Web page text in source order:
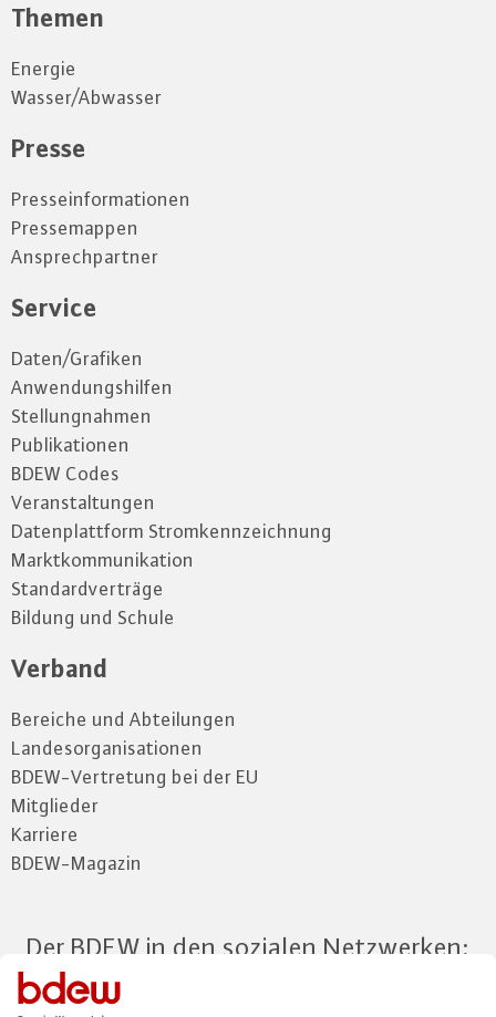
Themen
Energie
Wasser/Abwasser
Presse
Presseinformationen
Pressemappen
Ansprechpartner
Service
Daten/Grafiken
Anwendungshilfen
Stellungnahmen
Publikationen
BDEW Codes
Veranstaltungen
Datenplattform Stromkennzeichnung
Marktkommunikation
Standardverträge
Bildung und Schule
Verband
Bereiche und Abteilungen
Landesorganisationen
BDEW-Vertretung bei der EU
Mitglieder
Karriere
BDEW-Magazin
Der BDEW in den sozialen Netzwerken: